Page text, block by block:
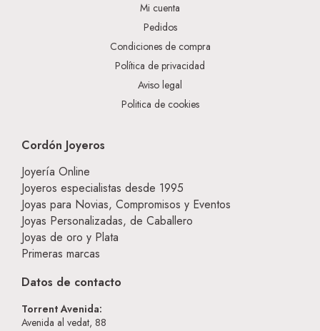
Mi cuenta
Pedidos
Condiciones de compra
Política de privacidad
Aviso legal
Politica de cookies
Cordón Joyeros
Joyería Online
Joyeros especialistas desde 1995
Joyas para Novias, Compromisos y Eventos
Joyas Personalizadas, de Caballero
Joyas de oro y Plata
Primeras marcas
Datos de contacto
Torrent Avenida:
Avenida al vedat, 88